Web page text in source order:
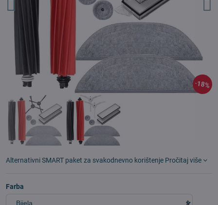
18%
Alternativni SMART paket za svakodnevno korištenje Pročitaj više
Farba